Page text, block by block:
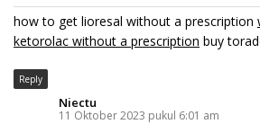
how to get lioresal without a prescription
ketorolac without a prescription buy
Reply
Niectu
11 Oktober 2023 pukul 6:01 am